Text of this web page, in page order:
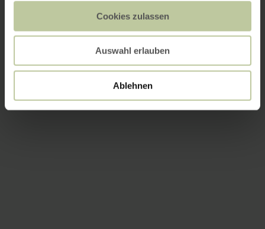
Cookies zulassen
Auswahl erlauben
Ablehnen